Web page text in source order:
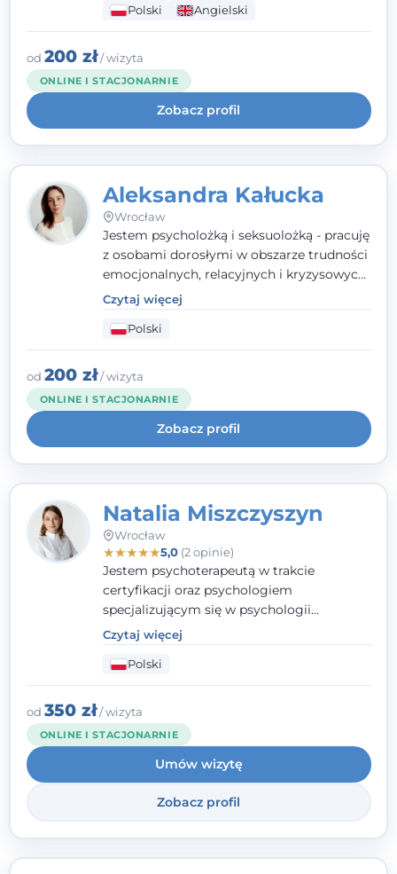
wypalenia zawodowego. Pracuję w języku
polskim i angielskim, w podejściu
humanistycznym, opartym na
partnerstwie i podmiotowości klienta.
Polski Angielski
od 200 zł/ wizyta
ONLINE I STACJONARNIE
Zobacz profil
Aleksandra Kałucka
Wrocław
Jestem psycholożką i seksuolożką - pracuję
z osobami dorosłymi w obszarze trudności
emocjonalnych, relacyjnych i kryzysowych,
w tym z osobami po doświadczeniach
przemocy. Ukończyłam psychologię
kliniczną oraz studia podyplomowe z
interwencji kryzysowej i seksuologii
klinicznej na SWPS we Wrocławiu. W pracy
kieruję się empatią, etyką zawodową i
uważnością na potrzeby klienta.
Czytaj więcej
Polski
od 200 zł/ wizyta
ONLINE I STACJONARNIE
Zobacz profil
Natalia Miszczyszyn
Wrocław
★★★★★5,0(2 opinie)
Jestem psychoterapeutą w trakcie
certyfikacji oraz psychologiem
specjalizującym się w psychologii
klinicznej. Ukończyłam również studia
podyplomowe z Praktycznej Diagnozy
Psychologicznej. Aktywnie uczestniczę w
działalności Polskiego Towarzystwa
Psychiatrycznego oraz Polskiego
Towarzystwa Psychologicznego, a także
jestem członkiem nadzwyczajnym
Wielkopolskiego Towarzystwa Terapii
Systemowej.
Czytaj więcej
Polski
od 350 zł/ wizyta
ONLINE I STACJONARNIE
Umów wizytę
Zobacz profil